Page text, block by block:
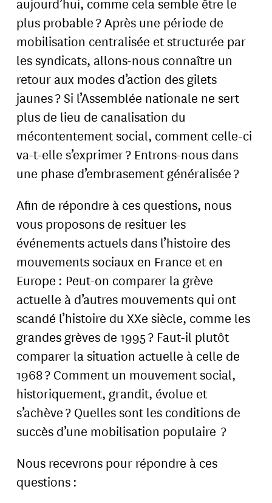
plus probable ? Après une période de
mobilisation centralisée et structurée par
les syndicats, allons-nous connaître un
retour aux modes d’action des gilets
jaunes ? Si l’Assemblée nationale ne sert
plus de lieu de canalisation du
mécontentement social, comment celle-ci
va-t-elle s’exprimer ? Entrons-nous dans
une phase d’embrasement généralisée ?
Afin de répondre à ces questions, nous
vous proposons de resituer les
événements actuels dans l’histoire des
mouvements sociaux en France et en
Europe : Peut-on comparer la grève
actuelle à d’autres mouvements qui ont
scandé l’histoire du XXe siècle, comme les
grandes grèves de 1995 ? Faut-il plutôt
comparer la situation actuelle à celle de
1968 ? Comment un mouvement social,
historiquement, grandit, évolue et
s’achève ? Quelles sont les conditions de
succès d’une mobilisation populaire ?
Nous recevrons pour répondre à ces
questions :